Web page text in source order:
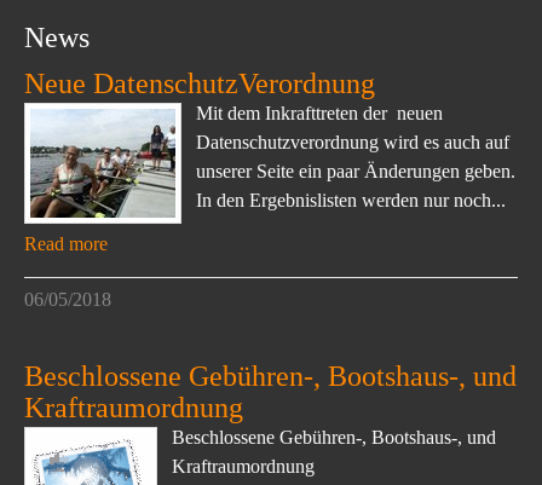
News
Neue DatenschutzVerordnung
Mit dem Inkrafttreten der neuen
Datenschutzverordnung wird es auch auf
unserer Seite ein paar Änderungen geben.
In den Ergebnislisten werden nur noch...
Read more
06/05/2018
Beschlossene Gebühren-, Bootshaus-, und
Kraftraumordnung
Beschlossene Gebühren-, Bootshaus-, und
Kraftraumordnung